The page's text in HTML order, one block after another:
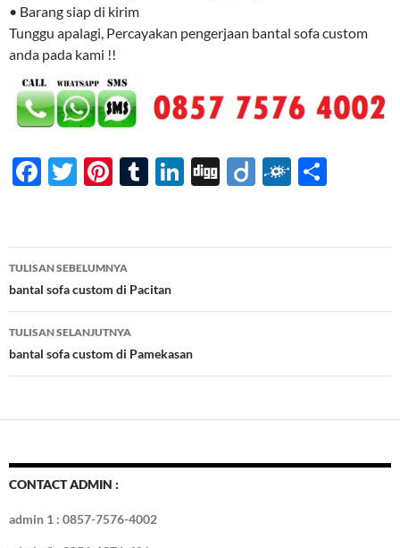
• Barang siap di kirim
Tunggu apalagi, Percayakan pengerjaan bantal sofa custom
anda pada kami !!
F
b
o
o
k
T
er
Pi
es
t
T
bl
r
Li
e
n
Di Di F
d e
Navigasi
Tulisan
TULISAN SEBELUMNYA
bantal sofa custom di Pacitan
TULISAN SELANJUTNYA
bantal sofa custom di Pamekasan
CONTACT ADMIN :
admin 1 : 0857-7576-4002